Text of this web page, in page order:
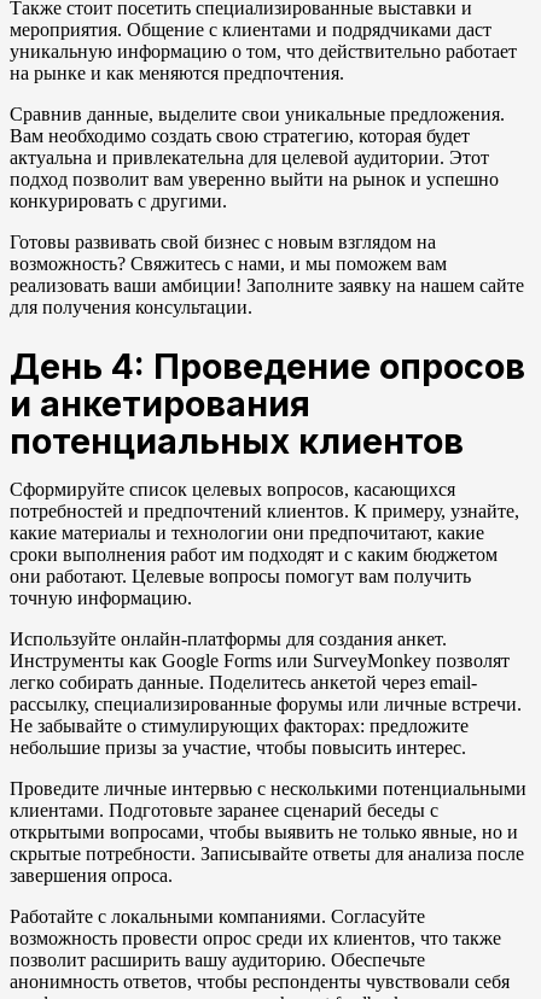
Также стоит посетить специализированные выставки и
мероприятия. Общение с клиентами и подрядчиками даст
уникальную информацию о том, что действительно работает
на рынке и как меняются предпочтения.
Сравнив данные, выделите свои уникальные предложения.
Вам необходимо создать свою стратегию, которая будет
актуальна и привлекательна для целевой аудитории. Этот
подход позволит вам уверенно выйти на рынок и успешно
конкурировать с другими.
Готовы развивать свой бизнес с новым взглядом на
возможность? Свяжитесь с нами, и мы поможем вам
реализовать ваши амбиции! Заполните заявку на нашем сайте
для получения консультации.
День 4: Проведение опросов
и анкетирования
потенциальных клиентов
Сформируйте список целевых вопросов, касающихся
потребностей и предпочтений клиентов. К примеру, узнайте,
какие материалы и технологии они предпочитают, какие
сроки выполнения работ им подходят и с каким бюджетом
они работают. Целевые вопросы помогут вам получить
точную информацию.
Используйте онлайн-платформы для создания анкет.
Инструменты как Google Forms или SurveyMonkey позволят
легко собирать данные. Поделитесь анкетой через email-
рассылку, специализированные форумы или личные встречи.
Не забывайте о стимулирующих факторах: предложите
небольшие призы за участие, чтобы повысить интерес.
Проведите личные интервью с несколькими потенциальными
клиентами. Подготовьте заранее сценарий беседы с
открытыми вопросами, чтобы выявить не только явные, но и
скрытые потребности. Записывайте ответы для анализа после
завершения опроса.
Работайте с локальными компаниями. Согласуйте
возможность провести опрос среди их клиентов, что также
позволит расширить вашу аудиторию. Обеспечьте
анонимность ответов, чтобы респонденты чувствовали себя